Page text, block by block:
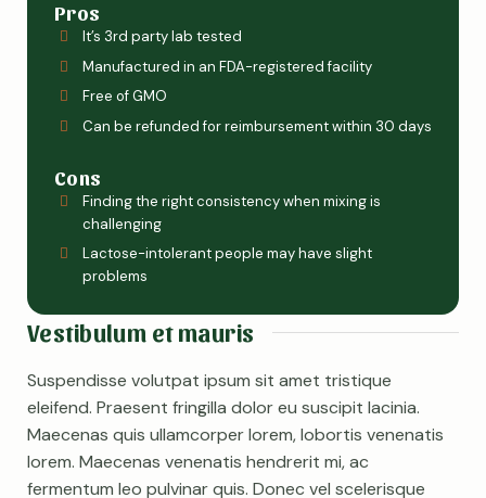
Pros
It’s 3rd party lab tested
Manufactured in an FDA-registered facility
Free of GMO
Can be refunded for reimbursement within 30 days
Cons
Finding the right consistency when mixing is
challenging
Lactose-intolerant people may have slight
problems
Vestibulum et mauris
Suspendisse volutpat ipsum sit amet tristique
eleifend. Praesent fringilla dolor eu suscipit lacinia.
Maecenas quis ullamcorper lorem, lobortis venenatis
lorem. Maecenas venenatis hendrerit mi, ac
fermentum leo pulvinar quis. Donec vel scelerisque